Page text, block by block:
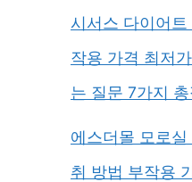
시서스 다이어
작용 가격 최저
는 질문 7가지 총
에스더몰 모로
취 방법 부작용